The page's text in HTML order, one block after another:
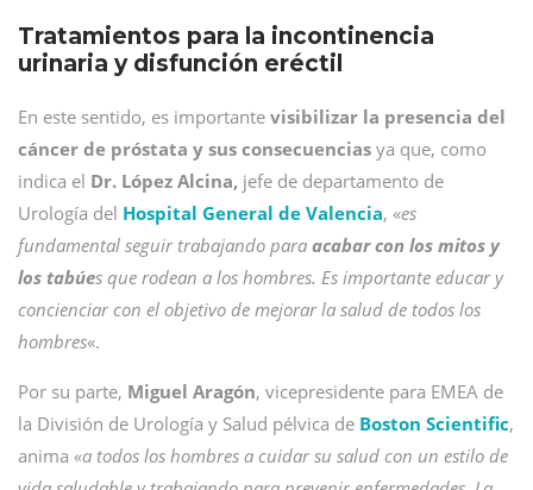
Tratamientos para la incontinencia
urinaria y disfunción eréctil
En este sentido, es importante visibilizar la presencia del
cáncer de próstata y sus consecuencias ya que, como
indica el Dr. López Alcina, jefe de departamento de
Urología del Hospital General de Valencia, «es
fundamental seguir trabajando para acabar con los mitos y
los tabúes que rodean a los hombres. Es importante educar y
concienciar con el objetivo de mejorar la salud de todos los
hombres«.
Por su parte, Miguel Aragón, vicepresidente para EMEA de
la División de Urología y Salud pélvica de Boston Scientific,
anima «a todos los hombres a cuidar su salud con un estilo de